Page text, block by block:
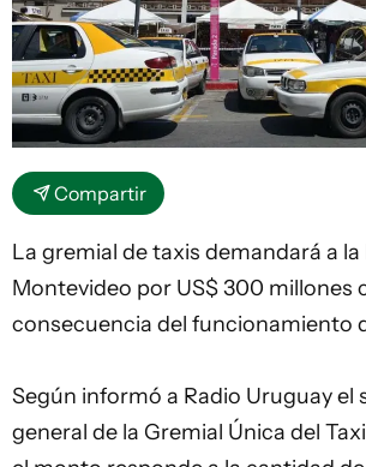
Compartir
La gremial de taxis demandará a la
Montevideo por US$ 300 millones
consecuencia del funcionamiento
Según informó a Radio Uruguayel
general de la Gremial Única del Taxi